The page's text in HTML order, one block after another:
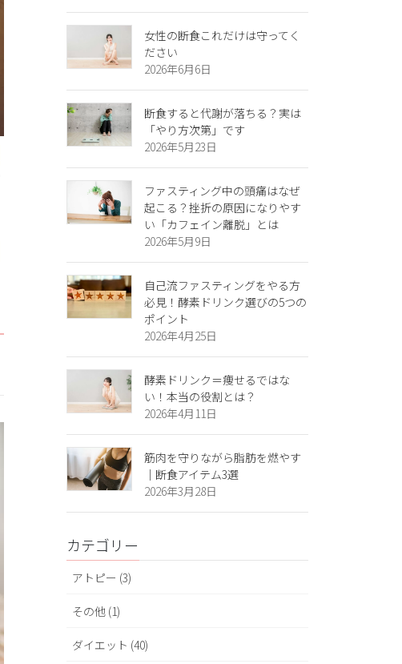
女性の断食これだけは守ってく
ださい
2026年6月6日
断食すると代謝が落ちる？実は
「やり方次第」です
2026年5月23日
ファスティング中の頭痛はなぜ
起こる？挫折の原因になりやす
い「カフェイン離脱」とは
2026年5月9日
自己流ファスティングをやる方
必見！酵素ドリンク選びの5つの
ポイント
2026年4月25日
酵素ドリンク＝痩せるではな
い！本当の役割とは？
2026年4月11日
筋肉を守りながら脂肪を燃やす
｜断食アイテム3選
2026年3月28日
カテゴリー
アトピー (3)
その他 (1)
ダイエット (40)